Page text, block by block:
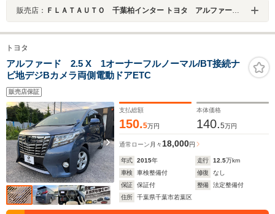
販売店： ＦＬＡＴＡＵＴＯ 千葉柏インター トヨタ アルファード・ヴェルファイア修復歴なし専門店
トヨタ
アルファード 2.5 X 1オーナーフルノーマル/BT接続ナ
ビ地デジBカメラ両側電動ドアETC
販売店保証
支払総額
150.5万円
本体価格
140.5万円
通常ローン 月々18,000円
年式 2015年 走行 12.5万km
車検
車検整備付 修復
なし
保証
保証付 整備
法定整備付
住所
千葉県千葉市若葉区